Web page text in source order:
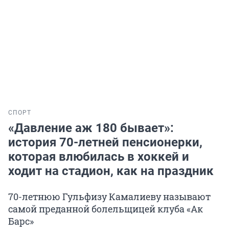
СПОРТ
«Давление аж 180 бывает»:
история 70-летней пенсионерки,
которая влюбилась в хоккей и
ходит на стадион, как на праздник
70-летнюю Гульфизу Камалиеву называют
самой преданной болельщицей клуба «Ак
Барс»